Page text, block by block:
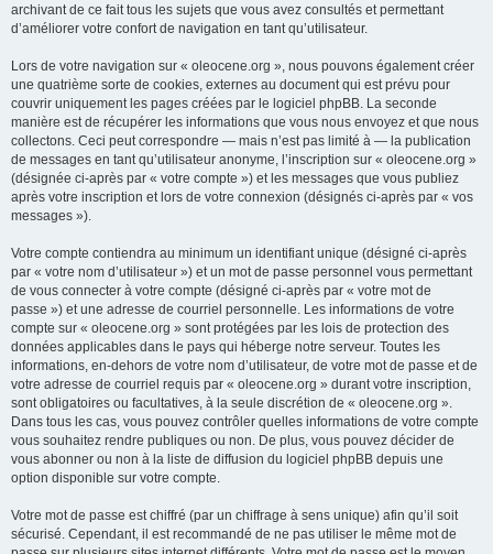
archivant de ce fait tous les sujets que vous avez consultés et permettant
d’améliorer votre confort de navigation en tant qu’utilisateur.
Lors de votre navigation sur « oleocene.org », nous pouvons également créer
une quatrième sorte de cookies, externes au document qui est prévu pour
couvrir uniquement les pages créées par le logiciel phpBB. La seconde
manière est de récupérer les informations que vous nous envoyez et que nous
collectons. Ceci peut correspondre — mais n’est pas limité à — la publication
de messages en tant qu’utilisateur anonyme, l’inscription sur « oleocene.org »
(désignée ci-après par « votre compte ») et les messages que vous publiez
après votre inscription et lors de votre connexion (désignés ci-après par « vos
messages »).
Votre compte contiendra au minimum un identifiant unique (désigné ci-après
par « votre nom d’utilisateur ») et un mot de passe personnel vous permettant
de vous connecter à votre compte (désigné ci-après par « votre mot de
passe ») et une adresse de courriel personnelle. Les informations de votre
compte sur « oleocene.org » sont protégées par les lois de protection des
données applicables dans le pays qui héberge notre serveur. Toutes les
informations, en-dehors de votre nom d’utilisateur, de votre mot de passe et de
votre adresse de courriel requis par « oleocene.org » durant votre inscription,
sont obligatoires ou facultatives, à la seule discrétion de « oleocene.org ».
Dans tous les cas, vous pouvez contrôler quelles informations de votre compte
vous souhaitez rendre publiques ou non. De plus, vous pouvez décider de
vous abonner ou non à la liste de diffusion du logiciel phpBB depuis une
option disponible sur votre compte.
Votre mot de passe est chiffré (par un chiffrage à sens unique) afin qu’il soit
sécurisé. Cependant, il est recommandé de ne pas utiliser le même mot de